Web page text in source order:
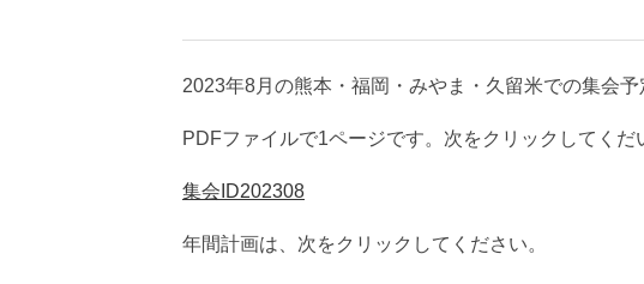
2023年8月の熊本・福岡・みやま・久留米での集会予
PDFファイルで1ページです。次をクリックしてくだ
集会ID202308
年間計画は、次をクリックしてください。